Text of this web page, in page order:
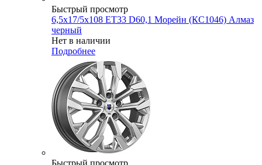
Быстрый просмотр
6,5x17/5x108 ET33 D60,1 Морейн (КС1046) Алмаз
черный
Нет в наличии
Подробнее